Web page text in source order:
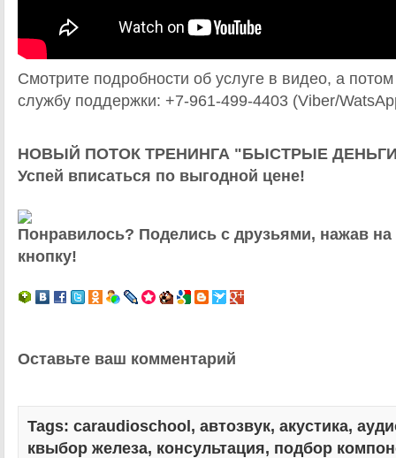
Смотрите подробности об услуге в видео, а
службу поддержки: +7-961-499-4403 (Viber/
НОВЫЙ ПОТОК ТРЕНИНГА "БЫСТРЫЕ
Успей вписаться по выгодной цене!
Понравилось? Поделись с друзьями, нажав
кнопку!
Оставьте ваш комментарий
Tags: caraudioschool , автозвук, акустика,
квыбор железа, консультация, подбор